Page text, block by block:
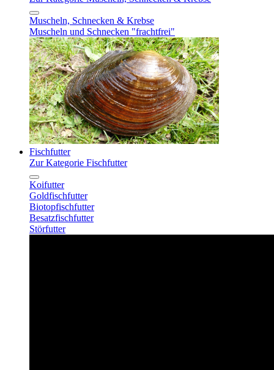
Muscheln, Schnecken & Krebse
Muscheln und Schnecken "frachtfrei"
Fischfutter
Zur Kategorie Fischfutter
Koifutter
Goldfischfutter
Biotopfischfutter
Besatzfischfutter
Störfutter